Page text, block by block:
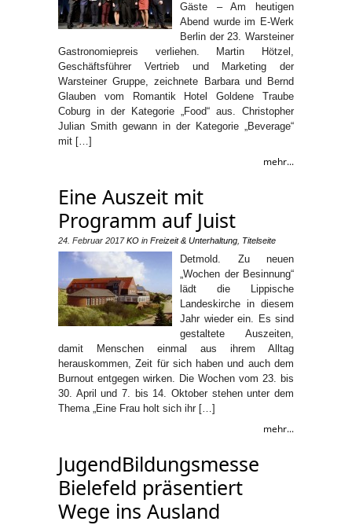
Gäste – Am heutigen
Abend wurde im E-Werk
Berlin der 23. Warsteiner
Gastronomiepreis verliehen. Martin Hötzel,
Geschäftsführer Vertrieb und Marketing der
Warsteiner Gruppe, zeichnete Barbara und Bernd
Glauben vom Romantik Hotel Goldene Traube
Coburg in der Kategorie „Food“ aus. Christopher
Julian Smith gewann in der Kategorie „Beverage“
mit […]
mehr...
Eine Auszeit mit
Programm auf Juist
24. Februar 2017 KO in Freizeit & Unterhaltung Titelseite
Detmold. Zu neuen
„Wochen der Besinnung“
lädt die Lippische
Landeskirche in diesem
Jahr wieder ein. Es sind
gestaltete Auszeiten,
damit Menschen einmal aus ihrem Alltag
herauskommen, Zeit für sich haben und auch dem
Burnout entgegen wirken. Die Wochen vom 23. bis
30. April und 7. bis 14. Oktober stehen unter dem
Thema „Eine Frau holt sich ihr […]
mehr...
JugendBildungsmesse
Bielefeld präsentiert
Wege ins Ausland